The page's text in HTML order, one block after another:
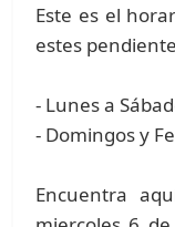
Este es el
estes
- Lunes a
- Domingos y
Encuentra